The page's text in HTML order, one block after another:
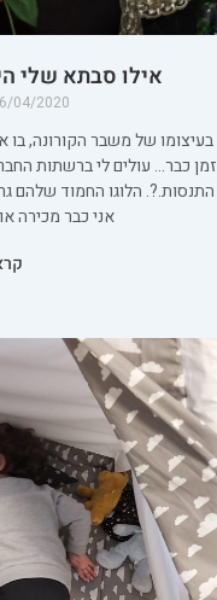
אילו סבתא שלי
04/2020
בעיצומו של משבר הקורונה, בו
זמן כבר… עולים לי ברשתות
התנסות.?. הלוגו החמוד שלהם
אני כבר מכירה